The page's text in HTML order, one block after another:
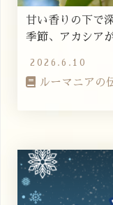
甘い香りの下で
季節、アカシア
2026.6.10
ルーマニアの